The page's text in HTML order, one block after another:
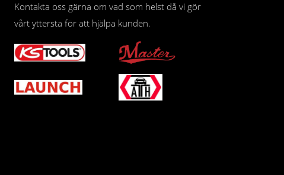
Kontakta oss gärna om vad som helst då vi gör
vårt yttersta för att hjälpa kunden.